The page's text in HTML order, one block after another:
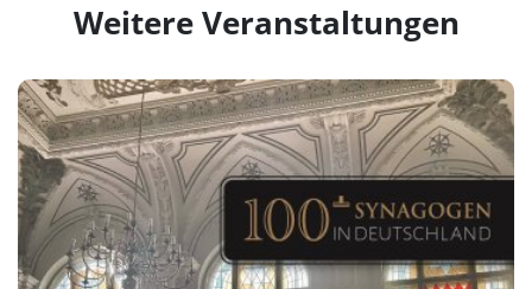
Weitere Veranstaltungen